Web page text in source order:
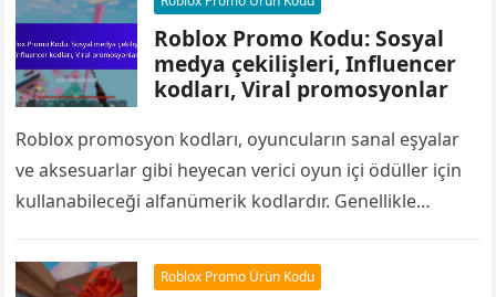
Roblox Promo Kodu: Sosyal
medya çekilişleri, Influencer
kodları, Viral promosyonlar
Roblox promosyon kodları, oyuncuların sanal eşyalar
ve aksesuarlar gibi heyecan verici oyun içi ödüller için
kullanabileceği alfanümerik kodlardır. Genellikle
platformları…
Roblox Promo Ürün Kodu